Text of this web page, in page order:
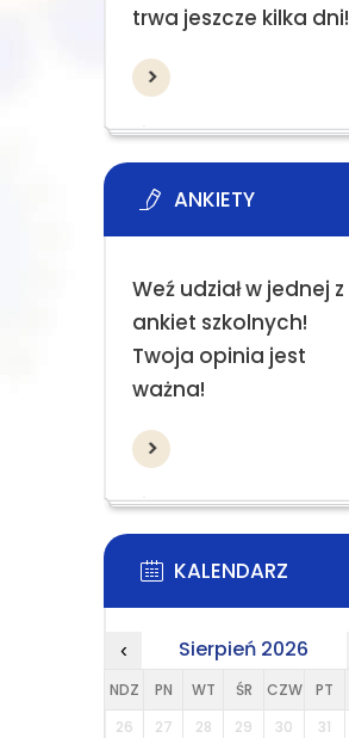
trwa jeszcze kilka dni!
ANKIETY
Weź udział w jednej z
ankiet szkolnych!
Twoja opinia jest
ważna!
KALENDARZ
‹ Sierpień 2026
NDZ PN WT ŚR CZW PT
26
27 28 29 30 31